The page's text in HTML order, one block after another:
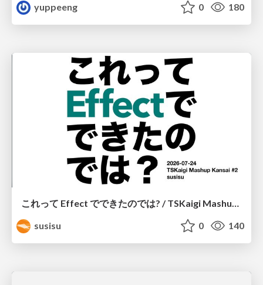
yuppeeng
0 180
これって Effect でできたのでは? / TSKaigi Mashup Kansai #2
susisu
0 140